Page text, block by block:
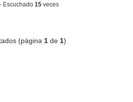
- Escuchado15 veces
(página 1 de 1)